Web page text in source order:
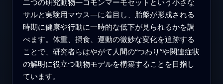
サルと実験用マウス—に着目し、胎盤が形成される
時期に健康や行動に一時的な低下が見られるかを調
べます。体重、摂食、運動の微妙な変化を追跡する
ことで、研究者らはやがて人間の“つわり”や関連症状
の解明に役立つ動物モデルを構築することを目指し
ています。